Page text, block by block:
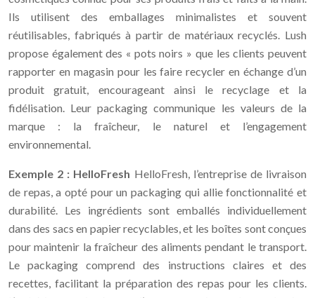
Ils utilisent des emballages minimalistes et souvent
réutilisables, fabriqués à partir de matériaux recyclés. Lush
propose également des « pots noirs » que les clients peuvent
rapporter en magasin pour les faire recycler en échange d’un
produit gratuit, encourageant ainsi le recyclage et la
fidélisation. Leur packaging communique les valeurs de la
marque : la fraîcheur, le naturel et l’engagement
environnemental.
Exemple 2 : HelloFresh HelloFresh, l’entreprise de livraison
de repas, a opté pour un packaging qui allie fonctionnalité et
durabilité. Les ingrédients sont emballés individuellement
dans des sacs en papier recyclables, et les boîtes sont conçues
pour maintenir la fraîcheur des aliments pendant le transport.
Le packaging comprend des instructions claires et des
recettes, facilitant la préparation des repas pour les clients.